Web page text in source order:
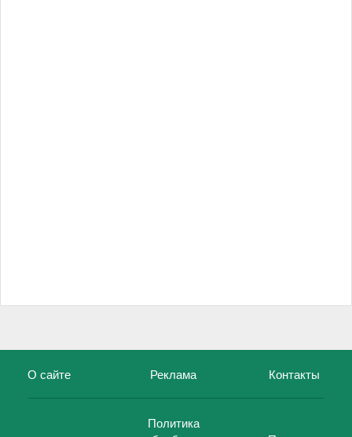
О сайте Реклама Контакты
Политика